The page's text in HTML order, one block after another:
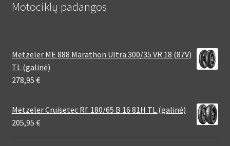
Motociklų padangos
Metzeler ME 888 Marathon Ultra 300/35 VR 18 (87V)
TL (galinė)
278,95 €
Metzeler Cruisetec Rf. 180/65 B 16 81H TL (galinė)
205,95 €